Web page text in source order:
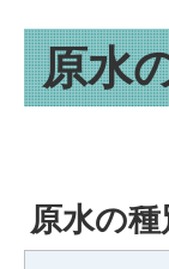
原水
原水の